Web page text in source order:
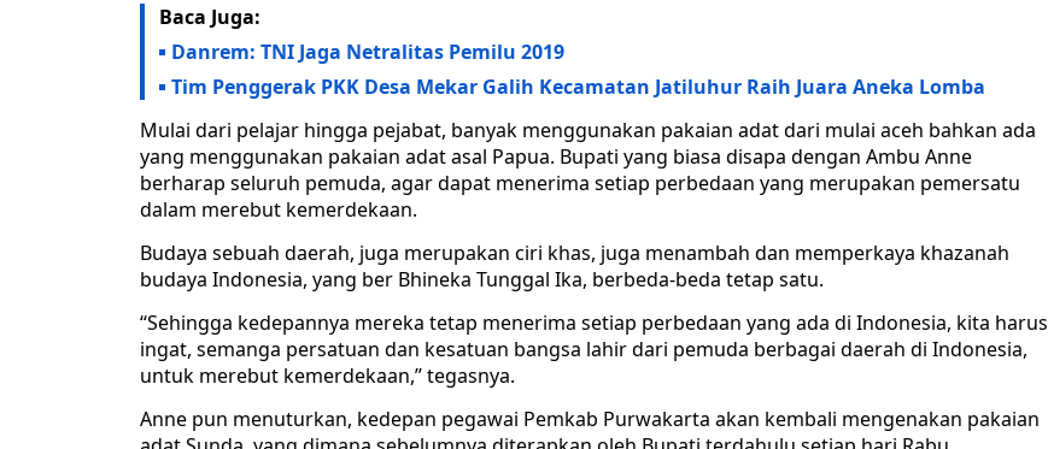
Baca Juga:
Danrem: TNI Jaga Netralitas Pemilu 2019
Tim Penggerak PKK Desa Mekar Galih Kecamatan Jatiluhur Raih Juara Aneka Lomba
Mulai dari pelajar hingga pejabat, banyak menggunakan pakaian adat dari mulai aceh bahkan ada
yang menggunakan pakaian adat asal Papua. Bupati yang biasa disapa dengan Ambu Anne
berharap seluruh pemuda, agar dapat menerima setiap perbedaan yang merupakan pemersatu
dalam merebut kemerdekaan.
Budaya sebuah daerah, juga merupakan ciri khas, juga menambah dan memperkaya khazanah
budaya Indonesia, yang ber Bhineka Tunggal Ika, berbeda-beda tetap satu.
“Sehingga kedepannya mereka tetap menerima setiap perbedaan yang ada di Indonesia, kita harus
ingat, semanga persatuan dan kesatuan bangsa lahir dari pemuda berbagai daerah di Indonesia,
untuk merebut kemerdekaan,” tegasnya.
Anne pun menuturkan, kedepan pegawai Pemkab Purwakarta akan kembali mengenakan pakaian